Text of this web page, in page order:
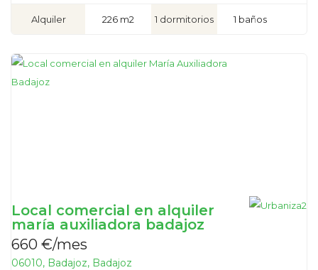
Alquiler 226 m2 1 dormitorios 1 baños
Local comercial en alquiler
maría auxiliadora badajoz
660 €/mes
06010, Badajoz, Badajoz